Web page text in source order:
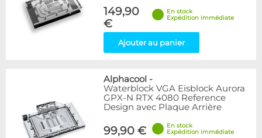
149,90
€
En stock
Expédition immédiate
Ajouter au panier
Alphacool -
Waterblock VGA Eisblock Aurora
GPX-N RTX 4080 Reference
Design avec Plaque Arrière
99,90 €
En stock
Expédition immédiate